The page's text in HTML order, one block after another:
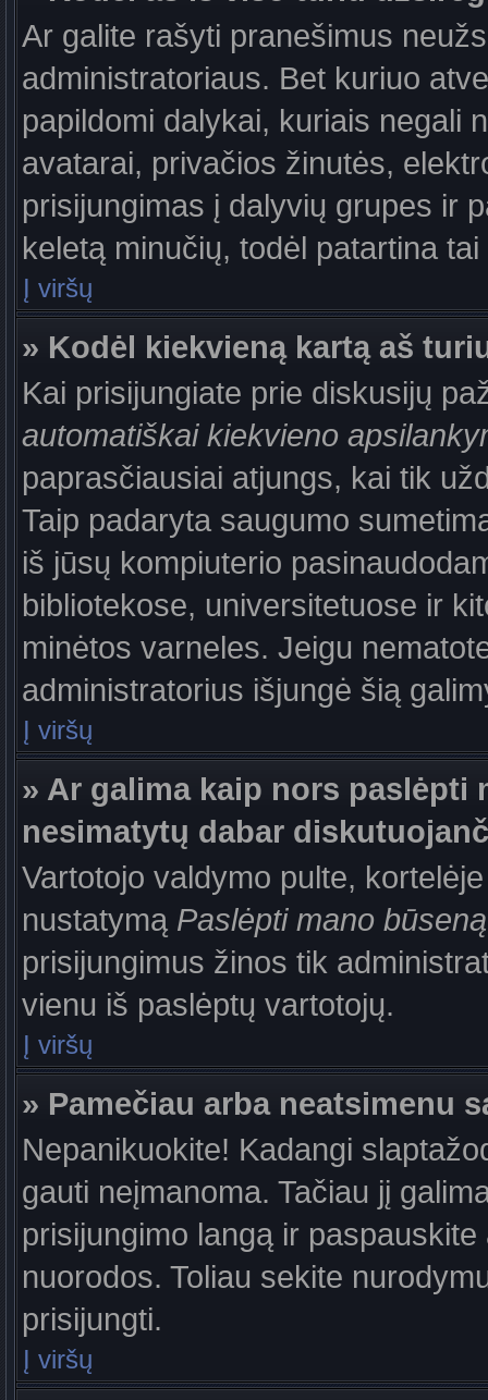
Ar galite rašyti pranešimus
administratoriaus. Bet kuriuo
papildomi dalykai, kuriais negali
avatarai, privačios žinutės,
prisijungimas į dalyvių grupes ir
keletą minučių, todėl patartina
Į viršų
» Kodėl kiekvieną kartą aš
Kai prisijungiate prie diskusijų
automatiškai kiekvieno
paprasčiausiai atjungs, kai tik
Taip padaryta saugumo
iš jūsų kompiuterio
bibliotekose, universitetuose ir
minėtos varneles. Jeigu
administratorius išjungė šią
Į viršų
» Ar galima kaip nors paslėpti
nesimatytų dabar
Vartotojo valdymo pulte,
nustatymą Paslėpti mano būseną
prisijungimus žinos tik
vienu iš paslėptų vartotojų.
Į viršų
» Pamečiau arba neatsimenu
Nepanikuokite! Kadangi
gauti neįmanoma. Tačiau jį
prisijungimo langą ir
nuorodos. Toliau sekite
prisijungti.
Į viršų